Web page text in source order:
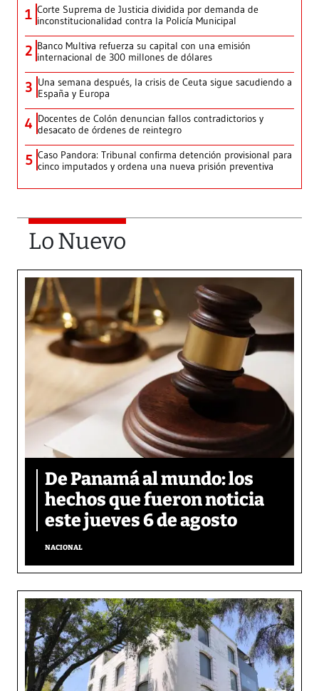
1 Corte Suprema de Justicia dividida por demanda de
inconstitucionalidad contra la Policía Municipal
2 Banco Multiva refuerza su capital con una emisión
internacional de 300 millones de dólares
3 Una semana después, la crisis de Ceuta sigue sacudiendo a
España y Europa
4 Docentes de Colón denuncian fallos contradictorios y
desacato de órdenes de reintegro
5 Caso Pandora: Tribunal confirma detención provisional para
cinco imputados y ordena una nueva prisión preventiva
Lo Nuevo
De Panamá al mundo: los
hechos que fueron noticia
este jueves 6 de agosto
NACIONAL